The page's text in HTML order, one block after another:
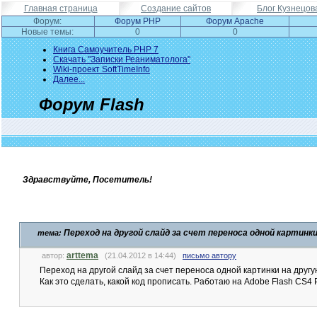
Главная страница Создание сайтов Блог
Форум:
Форум PHP Форум Apache
Новые темы:
0 0
Книга Самоучитель PHP 7
Скачать "Записки Реаниматолога"
Wiki-проект SoftTimeInfo
Далее...
Форум Flash
Здравствуйте, Посетитель!
тема: Переход на другой слайд за счет переноса одной
автор: arttema (21.04.2012 в 14:44) письмо автору
Переход на другой слайд за счет переноса одной картинки на
Как это сделать, какой код прописать. Работаю на Adobe Flash CS4